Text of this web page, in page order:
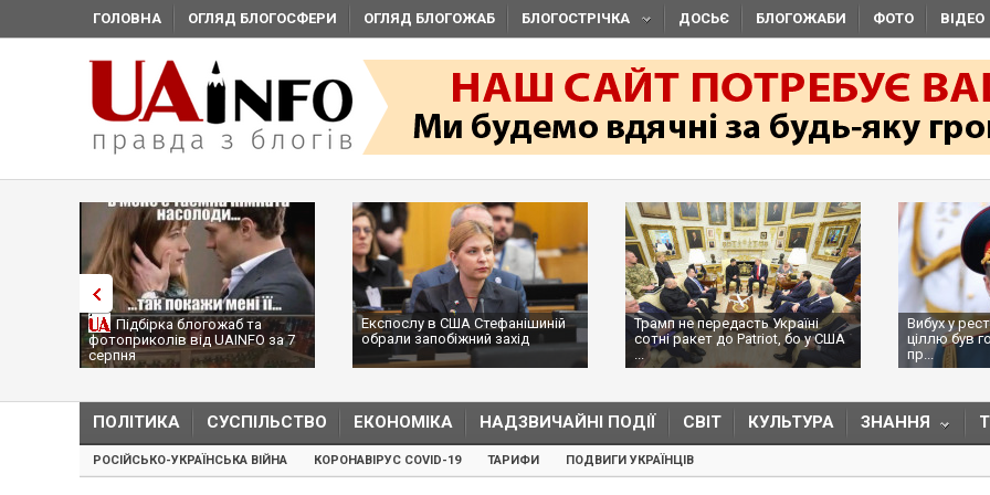
ГОЛОВНА ОГЛЯД БЛОГОСФЕРИ ОГЛЯД БЛОГОЖАБ БЛОГОСТРІЧКА ДОСЬЄ БЛОГОЖАБИ ФОТО ВІДЕО
Підбірка блогожаб та
фотоприколів від UAINFO за 7
серпня
Експослу в США Стефанішиній
обрали запобіжний захід
Трамп не передасть Україні
сотні ракет до Patriot, бо у США
...
Вибух у
ціллю був
пр...
ПОЛІТИКА СУСПІЛЬСТВО ЕКОНОМІКА НАДЗВИЧАЙНІ ПОДІЇ СВІТ КУЛЬТУРА ЗНАННЯ
РОСІЙСЬКО-УКРАЇНСЬКА ВІЙНА КОРОНАВІРУС COVID-19 ТАРИФИ ПОДВИГИ УКРАЇНЦІВ